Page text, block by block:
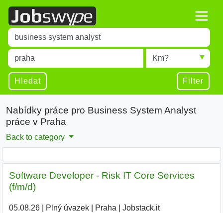
Title
Type 1 or more characters for results.
Místo
Type 1 or more characters for results.
Radius
Hledat Filter
Nabídky práce pro Business System Analyst
práce v Praha
Back to category
Software Developer - Risk IT Core Services
(f/m/d)
05.08.26| Plný úvazek| Praha Jobstack.it